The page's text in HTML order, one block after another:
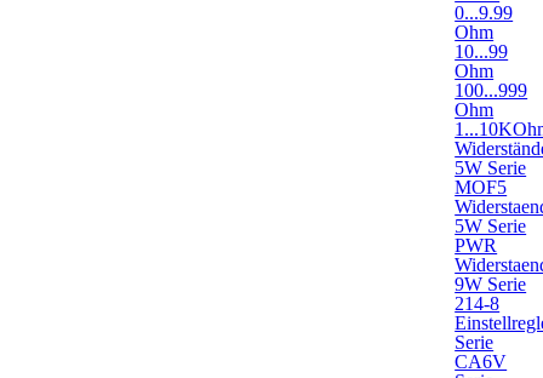
0...9.99
Ohm
10...99
Ohm
100...999
Ohm
5W Serie
MOF5
5W Serie
PWR
9W Serie
214-8
Serie
CA6V